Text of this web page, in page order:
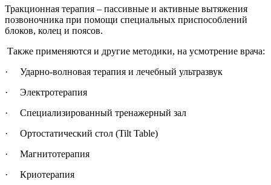
Тракционная терапия – пассивные и активные вытяжения
позвоночника при помощи специальных приспособлений
блоков, колец и поясов.
Также применяются и другие методики, на усмотрение врача:
· Ударно-волновая терапия и лечебный ультразвук
· Электротерапия
· Специализированный тренажерный зал
· Ортостатический стол (Tilt Table)
· Магнитотерапия
· Криотерапия